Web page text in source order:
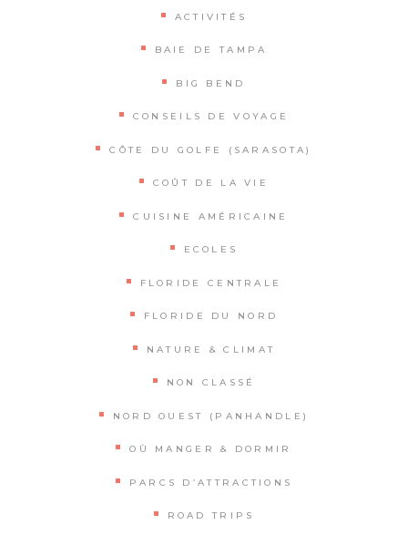
ACTIVITÉS
BAIE DE TAMPA
BIG BEND
CONSEILS DE VOYAGE
CÔTE DU GOLFE (SARASOTA)
COÛT DE LA VIE
CUISINE AMÉRICAINE
ECOLES
FLORIDE CENTRALE
FLORIDE DU NORD
NATURE & CLIMAT
NON CLASSÉ
NORD OUEST (PANHANDLE)
OÙ MANGER & DORMIR
PARCS D’ATTRACTIONS
ROAD TRIPS